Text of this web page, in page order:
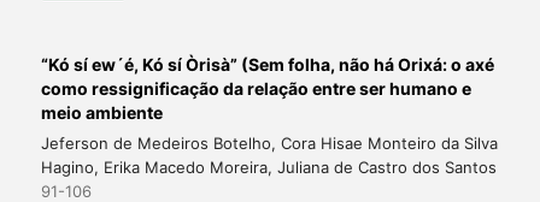
“Kó sí ew´é, Kó sí Òrisà” (Sem folha, não há Orixá: o axé
como ressignificação da relação entre ser humano e
meio ambiente
Jeferson de Medeiros Botelho, Cora Hisae Monteiro da Silva
Hagino, Erika Macedo Moreira, Juliana de Castro dos Santos
91-106